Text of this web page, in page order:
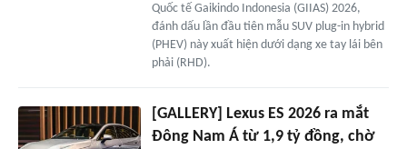
Quốc tế Gaikindo Indonesia (GIIAS) 2026,
đánh dấu lần đầu tiên mẫu SUV plug-in hybrid
(PHEV) này xuất hiện dưới dạng xe tay lái bên
phải (RHD).
[GALLERY] Lexus ES 2026 ra mắt
Đông Nam Á từ 1,9 tỷ đồng, chờ